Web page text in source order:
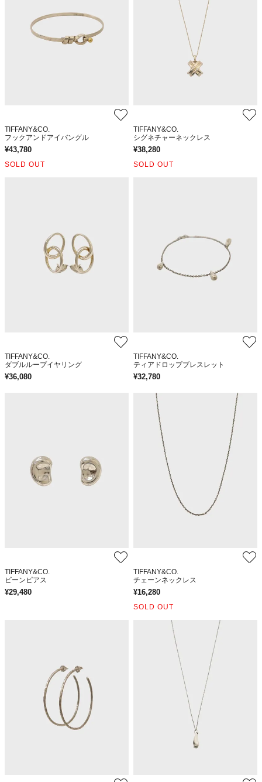
TIFFANY&CO.
フックアンドアイバングル
¥43,780
SOLD OUT
TIFFANY&CO.
シグネチャーネックレス
¥38,280
SOLD OUT
TIFFANY&CO.
ダブルループイヤリング
¥36,080
TIFFANY&CO.
ティアドロップブレスレット
¥32,780
TIFFANY&CO.
ビーンピアス
¥29,480
TIFFANY&CO.
チェーンネックレス
¥16,280
SOLD OUT